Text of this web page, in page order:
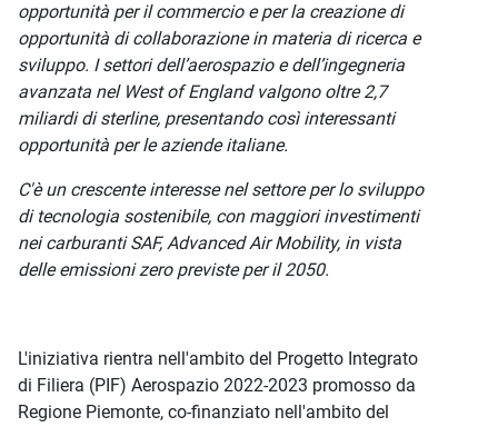
opportunità per il commercio e per la creazione di
opportunità di collaborazione in materia di ricerca e
sviluppo. I settori dell’aerospazio e dell’ingegneria
avanzata nel West of England valgono oltre 2,7
miliardi di sterline, presentando così interessanti
opportunità per le aziende italiane.
C'è un crescente interesse nel settore per lo sviluppo
di tecnologia sostenibile, con maggiori investimenti
nei carburanti SAF, Advanced Air Mobility, in vista
delle emissioni zero previste per il 2050.
L'iniziativa rientra nell'ambito del Progetto Integrato
di Filiera (PIF) Aerospazio 2022-2023 promosso da
Regione Piemonte, co-finanziato nell'ambito del